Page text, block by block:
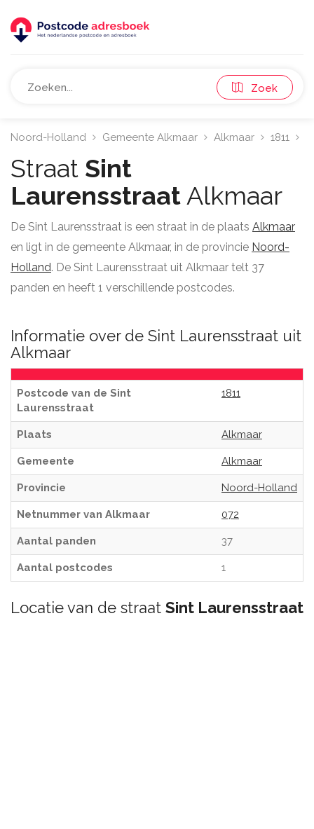
Zoek
Noord-Holland Gemeente Alkmaar Alkmaar 1811
Straat Sint
Laurensstraat Alkmaar
De Sint Laurensstraat is een straat in de plaats Alkmaar
en ligt in de gemeente Alkmaar, in de provincie Noord-
Holland. De Sint Laurensstraat uit Alkmaar telt 37
panden en heeft 1 verschillende postcodes.
Informatie over de Sint Laurensstraat uit
Alkmaar
Postcode van de Sint
Laurensstraat
1811
Plaats Alkmaar
Gemeente Alkmaar
Provincie Noord-Holland
Netnummer van Alkmaar 072
Aantal panden 37
Aantal postcodes 1
Locatie van de straat Sint Laurensstraat